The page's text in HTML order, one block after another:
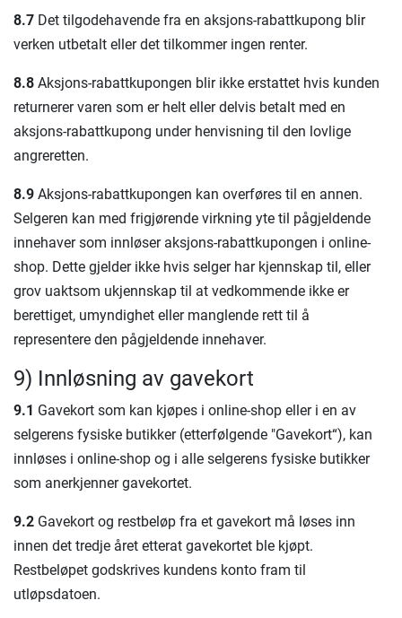
8.7 Det tilgodehavende fra en aksjons-rabattkupong blir
verken utbetalt eller det tilkommer ingen renter.
8.8 Aksjons-rabattkupongen blir ikke erstattet hvis kunden
returnerer varen som er helt eller delvis betalt med en
aksjons-rabattkupong under henvisning til den lovlige
angreretten.
8.9 Aksjons-rabattkupongen kan overføres til en annen.
Selgeren kan med frigjørende virkning yte til pågjeldende
innehaver som innløser aksjons-rabattkupongen i online-
shop. Dette gjelder ikke hvis selger har kjennskap til, eller
grov uaktsom ukjennskap til at vedkommende ikke er
berettiget, umyndighet eller manglende rett til å
representere den pågjeldende innehaver.
9) Innløsning av gavekort
9.1 Gavekort som kan kjøpes i online-shop eller i en av
selgerens fysiske butikker (etterfølgende "Gavekort“), kan
innløses i online-shop og i alle selgerens fysiske butikker
som anerkjenner gavekortet.
9.2 Gavekort og restbeløp fra et gavekort må løses inn
innen det tredje året etterat gavekortet ble kjøpt.
Restbeløpet godskrives kundens konto fram til
utløpsdatoen.